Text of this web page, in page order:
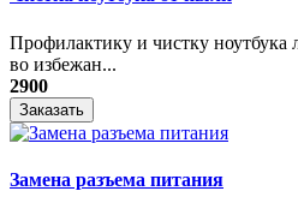
Профилактику и чистку ноутбука
во избежан...
2900
Заказать
Замена разъема питания